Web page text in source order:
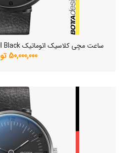
ساعت مچی کلاسیک اتوماتیک TRES Automatic Pearl All Black
50,000,000 تومان